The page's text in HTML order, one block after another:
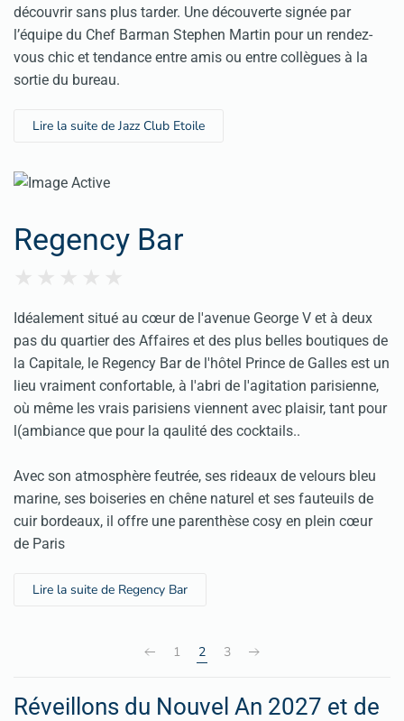
découvrir sans plus tarder. Une découverte signée par
l’équipe du Chef Barman Stephen Martin pour un rendez-
vous chic et tendance entre amis ou entre collègues à la
sortie du bureau.
Lire la suite de Jazz Club Etoile
Regency Bar
Idéalement situé au cœur de l'avenue George V et à deux
pas du quartier des Affaires et des plus belles boutiques de
la Capitale, le Regency Bar de l'hôtel Prince de Galles est un
lieu vraiment confortable, à l'abri de l'agitation parisienne,
où même les vrais parisiens viennent avec plaisir, tant pour
l(ambiance que pour la qaulité des cocktails..
Avec son atmosphère feutrée, ses rideaux de velours bleu
marine, ses boiseries en chêne naturel et ses fauteuils de
cuir bordeaux, il offre une parenthèse cosy en plein cœur
de Paris
Lire la suite de Regency Bar
1 2 3
Réveillons du Nouvel An 2027 et de